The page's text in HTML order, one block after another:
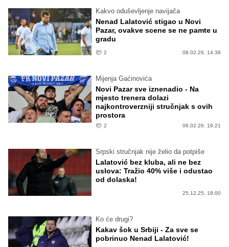
Kakvo oduševljenje navijača
Nenad Lalatović stigao u Novi
Pazar, ovakve scene se ne pamte u
gradu
2 08.02.26. 14:38
Mijenja Gaćinovića
Novi Pazar sve iznenadio - Na
mjesto trenera dolazi
najkontroverzniji stručnjak s ovih
prostora
2 06.02.26. 16:21
Srpski stručnjak nije želio da potpiše
Lalatović bez kluba, ali ne bez
uslova: Tražio 40% više i odustao
od dolaska!
25.12.25. 18:00
Ko će drugi?
Kakav šok u Srbiji - Za sve se
pobrinuo Nenad Lalatović!